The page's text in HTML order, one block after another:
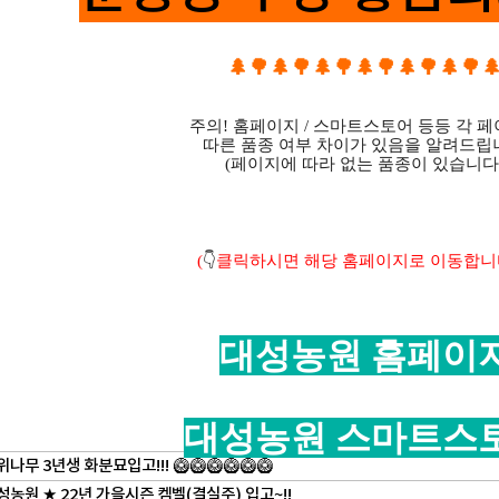
🌲🌳🌲🌳🌲🌳🌲🌳🌲🌳🌲🌳🌲
주의! 홈페이지 / 스마트스토어 등등 각 페
따른 품종 여부 차이가 있음을 알려드립
(페이지에 따라 없는 품종이 있습니
(👇클릭하시면 해당 홈페이지로 이동합
대성농원 홈페이
대성농원 스마트스
나무 3년생 화분묘입고!!! 🥝🥝🥝🥝🥝🥝
농원 ★ 22년 가을시즌 켐벨(결실주) 입고~!!